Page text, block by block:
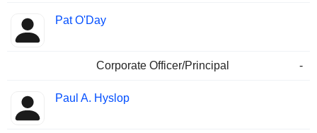
Pat O'Day
Corporate Officer/Principal -
Paul A. Hyslop